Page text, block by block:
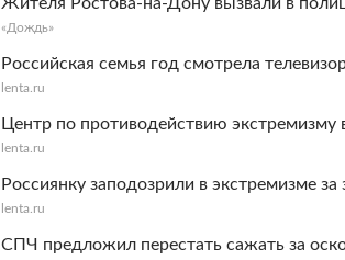
«Дождь»
Российская семья год смотрела
lenta.ru
Центр по противодействию экстремизму
lenta.ru
Россиянку заподозрили в экстремизме
lenta.ru
СПЧ предложил перестать сажать за